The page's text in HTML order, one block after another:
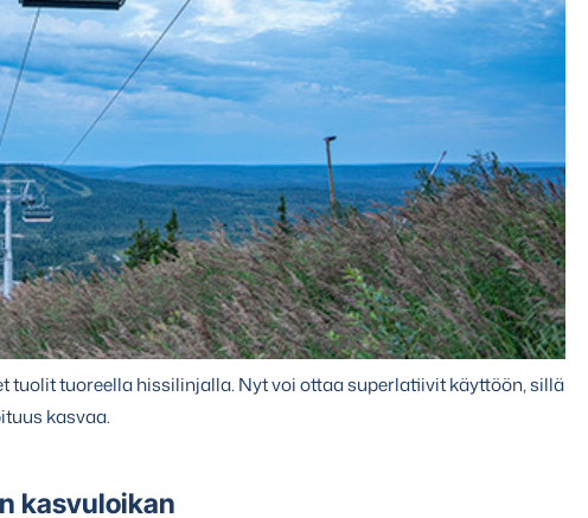
tuolit tuoreella hissilinjalla. Nyt voi ottaa superlatiivit käyttöön, sillä
kasvaa.
kasvuloikan